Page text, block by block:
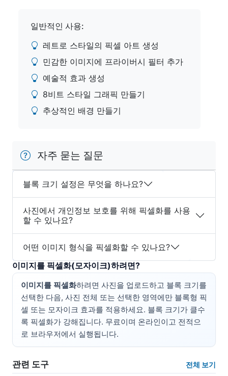
일반적인 사용:
레트로 스타일의 픽셀 아트 생성
민감한 이미지에 프라이버시 필터 추가
예술적 효과 생성
8비트 스타일 그래픽 만들기
추상적인 배경 만들기
자주 묻는 질문
블록 크기 설정은 무엇을 하나요?
사진에서 개인정보 보호를 위해 픽셀화를 사용
할 수 있나요?
어떤 이미지 형식을 픽셀화할 수 있나요?
이미지를 픽셀화(모자이크)하려면?
이미지를 픽셀화하려면 사진을 업로드하고 블록 크기를
선택한 다음, 사진 전체 또는 선택한 영역에만 블록형 픽
셀 또는 모자이크 효과를 적용하세요. 블록 크기가 클수
록 픽셀화가 강해집니다. 무료이며 온라인이고 전적으
로 브라우저에서 실행됩니다.
관련 도구 전체 보기